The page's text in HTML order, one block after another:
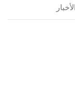
الأخبار